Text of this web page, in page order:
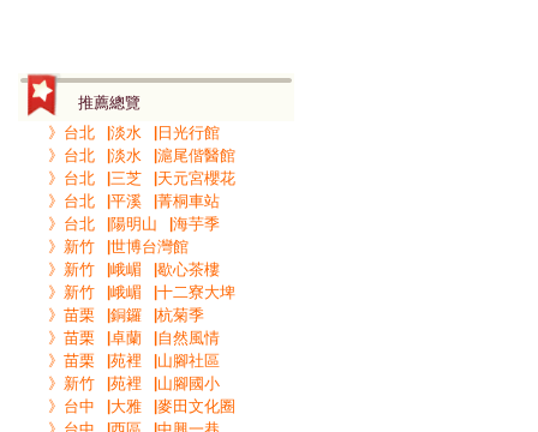
推薦總覽
》台北▕淡水▕日光行館
》台北▕淡水▕滬尾偕醫館
》台北▕三芝▕天元宮櫻花
》台北▕平溪▕菁桐車站
》台北▕陽明山▕海芋季
》新竹▕世博台灣館
》新竹▕峨嵋▕歇心茶樓
》新竹▕峨嵋▕十二寮大埤
》苗栗▕銅鑼▕杭菊季
》苗栗▕卓蘭▕自然風情
》苗栗▕苑裡▕山腳社區
》新竹▕苑裡▕山腳國小
》台中▕大雅▕麥田文化圈